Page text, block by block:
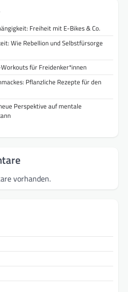
Freiheit mit E-Bikes & Co.
Wie Rebellion und Selbstfürsorge
für Freidenker*innen
Pflanzliche Rezepte für den
Perspektive auf mentale
vorhanden.